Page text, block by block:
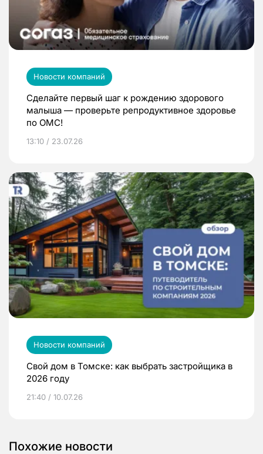
Новости компаний
Сделайте первый шаг к рождению здорового
малыша — проверьте репродуктивное здоровье
по ОМС!
13:10 / 23.07.26
Новости компаний
Свой дом в Томске: как выбрать застройщика в
2026 году
21:40 / 10.07.26
Похожие новости